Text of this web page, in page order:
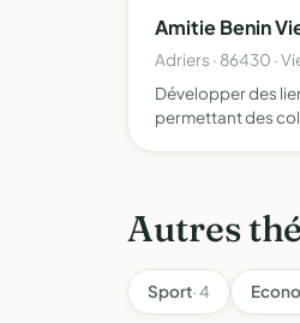
Amitie Benin
Adriers · 86430 ·
Développer des
permettant des
Autres
Sport· 4